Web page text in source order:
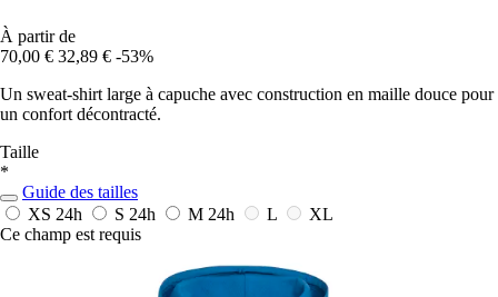
À partir de
70,00 € 32,89 € -53%
Un sweat-shirt large à capuche avec construction en maille douce pour
un confort décontracté.
Taille
*
Guide des tailles
XS 24h S 24h M 24h L
XL
Ce champ est requis